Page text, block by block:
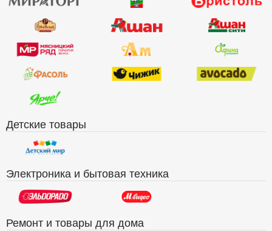
Детские товары
Электроника и бытовая техника
Ремонт и товары для дома